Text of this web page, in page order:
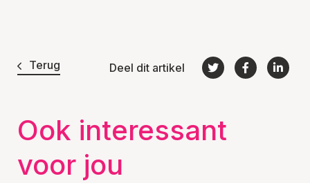
Terug Deel dit artikel
Ook interessant
voor jou